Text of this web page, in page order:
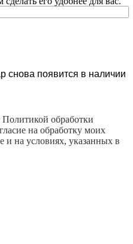
снова появится в наличии
обработки
на обработку моих
и на условиях, указанных в